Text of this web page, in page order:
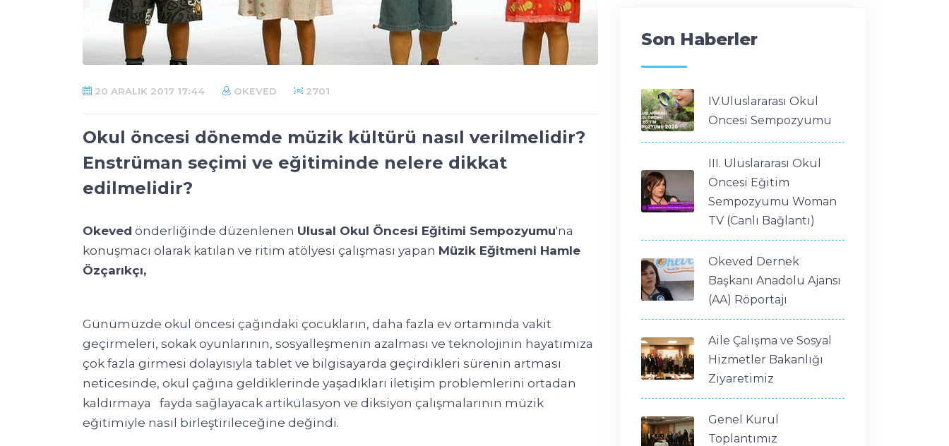
20 ARALIK 2017 17:44 OKEVED 2701
Okul öncesi dönemde müzik kültürü nasıl verilmelidir?
Enstrüman seçimi ve eğitiminde nelere dikkat
edilmelidir?
Okeved önderliğinde düzenlenen Ulusal Okul Öncesi Eğitimi Sempozyumu'na
konuşmacı olarak katılan ve ritim atölyesi çalışması yapan Müzik Eğitmeni Hamle
Özçarıkçı,
Günümüzde okul öncesi çağındaki çocukların, daha fazla ev ortamında vakit
geçirmeleri, sokak oyunlarının, sosyalleşmenin azalması ve teknolojinin hayatımıza
çok fazla girmesi dolayısıyla tablet ve bilgisayarda geçirdikleri sürenin artması
neticesinde, okul çağına geldiklerinde yaşadıkları iletişim problemlerini ortadan
kaldırmaya fayda sağlayacak artikülasyon ve diksiyon çalışmalarının müzik
eğitimiyle nasıl birleştirileceğine değindi.
Son Haberler
IV.Uluslararası Okul
Öncesi Sempozyumu
III. Uluslararası Okul
Öncesi Eğitim
Sempozyumu Woman
TV (Canlı Bağlantı)
Okeved Dernek
Başkanı Anadolu Ajansı
(AA) Röportajı
Aile Çalışma ve Sosyal
Hizmetler Bakanlığı
Ziyaretimiz
Genel Kurul
Toplantımız